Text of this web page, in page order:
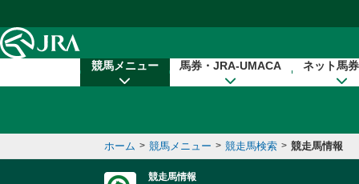
競馬メニュー 馬券・JRA-UMACA ネット馬
ホーム > 競馬メニュー > 競走馬検索 > 競走馬情報
競走馬情報